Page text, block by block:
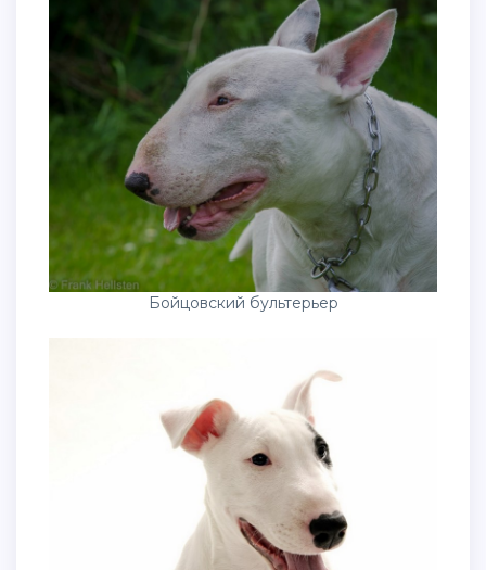
Бойцовский бультерьер